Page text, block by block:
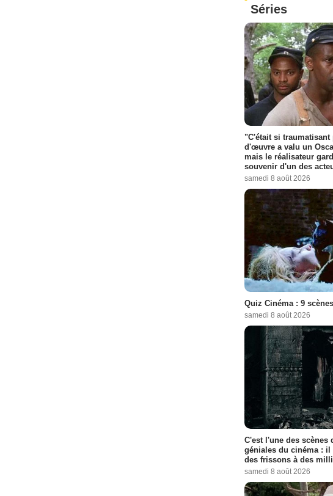
Séries
"C'était si
d'œuvre a valu un
mais le réalisateur
souvenir d'un des
samedi 8 août 2026
Quiz Cinéma : 9
samedi 8 août 2026
C'est l'une des scènes
géniales du cinéma : il
des frissons à des
samedi 8 août 2026